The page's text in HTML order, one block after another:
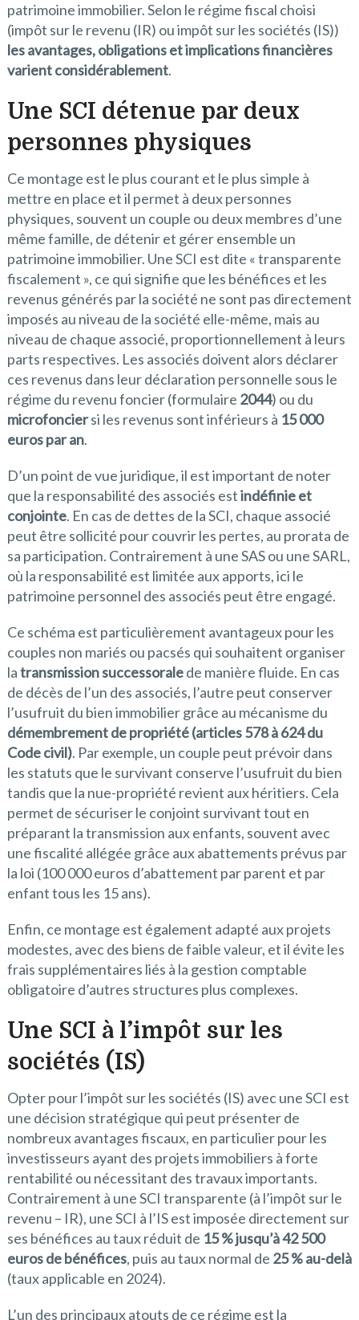
patrimoine immobilier. Selon le régime fiscal choisi
(impôt sur le revenu (IR) ou impôt sur les sociétés (IS))
les avantages, obligations et implications financières
varient considérablement.
Une SCI détenue par deux
personnes physiques
Ce montage est le plus courant et le plus simple à
mettre en place et il permet à deux personnes
physiques, souvent un couple ou deux membres d’une
même famille, de détenir et gérer ensemble un
patrimoine immobilier. Une SCI est dite « transparente
fiscalement », ce qui signifie que les bénéfices et les
revenus générés par la société ne sont pas directement
imposés au niveau de la société elle-même, mais au
niveau de chaque associé, proportionnellement à leurs
parts respectives. Les associés doivent alors déclarer
ces revenus dans leur déclaration personnelle sous le
régime du revenu foncier (formulaire 2044) ou du
microfonciersi les revenus sont inférieurs à 15 000
euros par an.
D’un point de vue juridique, il est important de noter
que la responsabilité des associés estindéfinie et
conjointe. En cas de dettes de la SCI, chaque associé
peut être sollicité pour couvrir les pertes, au prorata de
sa participation. Contrairement à une SAS ou une SARL,
où la responsabilité est limitée aux apports, ici le
patrimoine personnel des associés peut être engagé.
Ce schéma est particulièrement avantageux pour les
couples non mariés ou pacsés qui souhaitent organiser
latransmission successoralede manière fluide. En cas
de décès de l’un des associés, l’autre peut conserver
l’usufruit du bien immobilier grâce au mécanisme du
démembrement de propriété (articles 578 à 624 du
Code civil). Par exemple, un couple peut prévoir dans
les statuts que le survivant conserve l’usufruit du bien
tandis que la nue-propriété revient aux héritiers. Cela
permet de sécuriser le conjoint survivant tout en
préparant la transmission aux enfants, souvent avec
une fiscalité allégée grâce aux abattements prévus par
la loi (100 000 euros d’abattement par parent et par
enfant tous les 15 ans).
Enfin, ce montage est également adapté aux projets
modestes, avec des biens de faible valeur, et il évite les
frais supplémentaires liés à la gestion comptable
obligatoire d’autres structures plus complexes.
Une SCI à l’impôt sur les
sociétés (IS)
Opter pour l’impôt sur les sociétés (IS) avec une SCI est
une décision stratégique qui peut présenter de
nombreux avantages fiscaux, en particulier pour les
investisseurs ayant des projets immobiliers à forte
rentabilité ou nécessitant des travaux importants.
Contrairement à une SCI transparente (à l’impôt sur le
revenu – IR), une SCI à l’IS est imposée directement sur
ses bénéfices au taux réduit de 15 % jusqu’à 42 500
euros de bénéfices, puis au taux normal de 25 % au-delà
(taux applicable en 2024).
L’un des principaux atouts de ce régime est la